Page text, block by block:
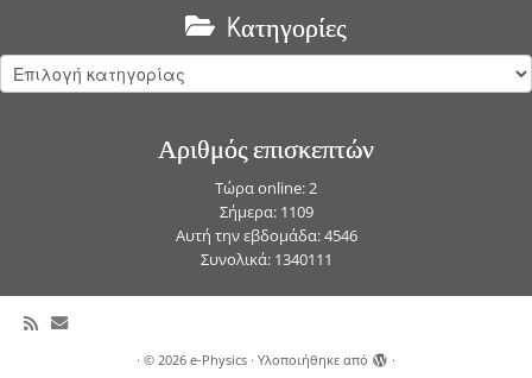
Kατηγορίες
Kατηγορίες
Αριθμός επισκεπτών
Τώρα online: 2
Σήμερα: 1109
Αυτή την εβδομάδα: 4546
Συνολικά: 1340111
· © 2026 e-Physics · Υλοποιήθηκε από ·